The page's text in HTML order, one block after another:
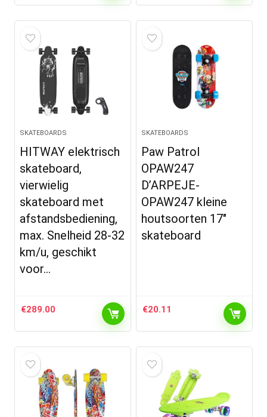
SKATEBOARDS
HITWAY elektrisch
skateboard,
vierwielig
skateboard met
afstandsbediening,
max. Snelheid 28-32
km/u, geschikt
voor…
€289.00
SKATEBOARDS
Paw Patrol
OPAW247
D’ARPEJE-
OPAW247 kleine
houtsoorten 17″
skateboard
€20.11